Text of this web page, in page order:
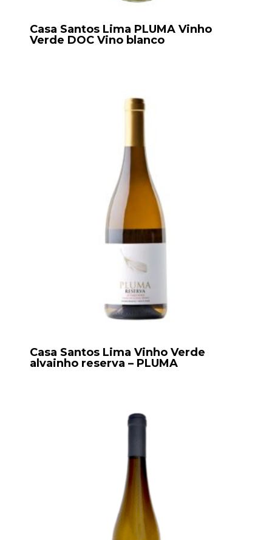
Casa Santos Lima PLUMA Vinho
Verde DOC Vino blanco
Casa Santos Lima Vinho Verde
alvainho reserva – PLUMA